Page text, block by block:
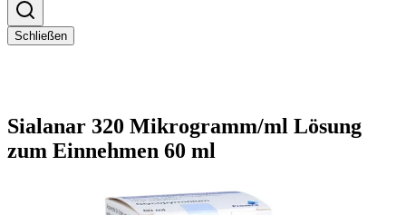
Schließen
Sialanar 320 Mikrogramm/ml Lösung
zum Einnehmen 60 ml